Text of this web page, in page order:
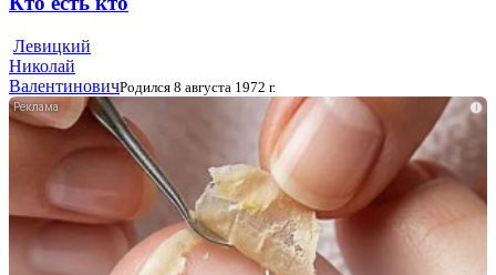
Левицкий
Николай
ВалентиновичРодился 8 августа 1972 г.
i